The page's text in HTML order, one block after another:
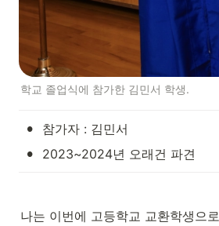
학교 졸업식에 참가한 김민서 학생.
• 참가자 : 김민서
• 2023~2024년 오래건 파견
나는 이번에 고등학교 교환학생으